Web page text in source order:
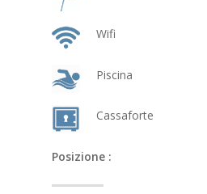
Wifi
Piscina
Cassaforte
Posizione :